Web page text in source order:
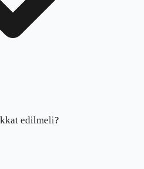
edilmeli?